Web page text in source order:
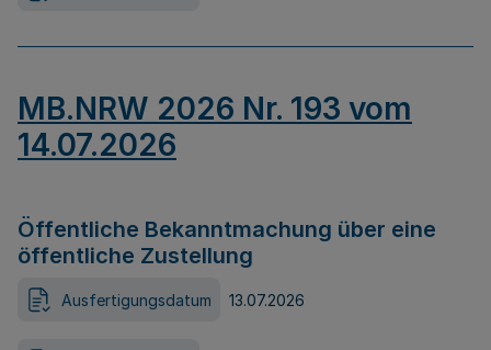
MB.NRW 2026 Nr. 193 vom
14.07.2026
Öffentliche Bekanntmachung über eine
öffentliche Zustellung
Ausfertigungsdatum 13.07.2026